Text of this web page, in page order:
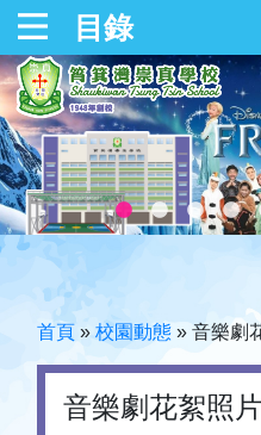
目錄
首頁 » 校園動態 » 音樂劇
音樂劇花絮照片